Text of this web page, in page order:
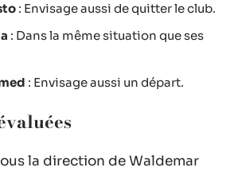
: Envisage aussi de quitter le club.
: Dans la même situation que ses
: Envisage aussi un départ.
la direction de Waldemar